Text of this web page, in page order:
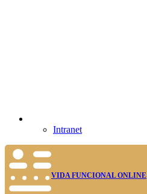
Intranet
VIDA FUNCIONAL ONLINE